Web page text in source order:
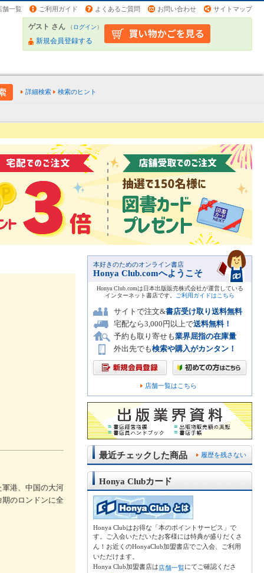
舗一覧 ご利用ガイド よくあるご質問 お問い合わせ サイトマップ
ゲスト さん （ログイン）
新規会員登録する
詳細検索 検索のヒント
港、中国の大河
のロンドンに全
本好きのためのオンライン書店
Honya Club.comへようこそ
Honya Club.comは日本出版販売株式会社が運営している
インターネット書店です。
ご利用ガイドはこちら
サイトで注文&書店受け取り送料無料
宅配なら3,000円以上で送料無料！
予約も取り寄せも業界屈指の在庫量
外出先でも検索や購入がカンタン！
店舗一覧はこちら
履歴を残さない
最近チェックした商品
Honya Clubカード
Honya Clubはお得な「本のポイントサービス」で
す。ご入会いただいたお客様には特典が盛りだくさ
ん！お近くのHonyaClub加盟書店でご入会、ご利用
いただけます。
Honya Club加盟書店は店舗一覧にてご確認くださ